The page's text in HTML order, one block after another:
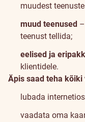
muudest
muud teenused
teenust tellida;
eelised ja
klientidele.
Äpis saad teha
lubada
vaadata oma